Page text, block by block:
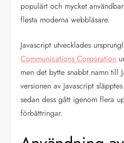
populärt och mycket
flesta moderna webbläsare.
Javascript utvecklades
Communications Corporation
men det bytte snabbt namn till
versionen av Javascript
sedan dess gått igenom flera
förbättringar.